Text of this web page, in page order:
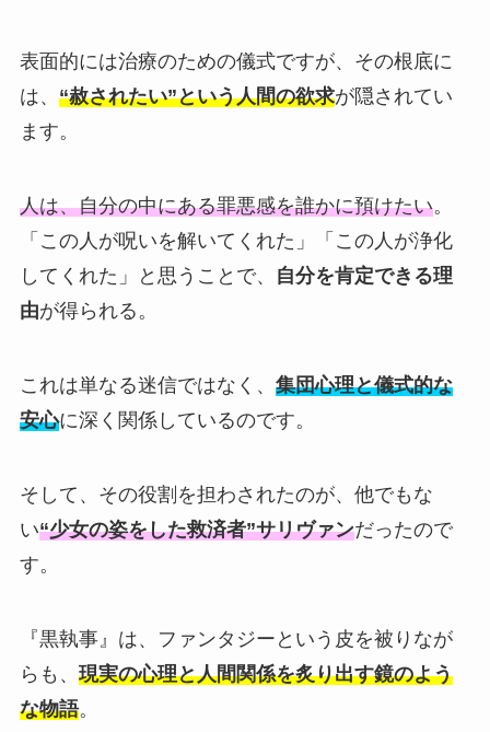
表面的には治療のための儀式ですが、その根底に
は、 “赦されたい”という人間の欲求が隠されてい
ます。
人は、自分の中にある罪悪感を誰かに預けたい。
「この人が呪いを解いてくれた」「この人が浄化
してくれた」と思うことで、
自分を肯定できる理
由が得られる。
これは単なる迷信ではなく、 集団心理と儀式的な
安心に深く関係しているのです。
そして、その役割を担わされたのが、他でもな
い“少女の姿をした救済者”サリヴァンだったので
す。
『黒執事』は、ファンタジーという皮を被りなが
らも、 現実の心理と人間関係を炙り出す鏡のよう
な物語。